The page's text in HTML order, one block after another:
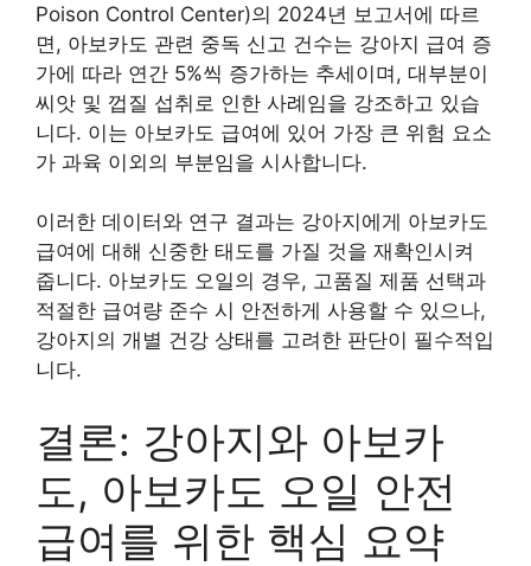
Poison Control Center)의 2024년 보고서에 따르
면, 아보카도 관련 중독 신고 건수는 강아지 급여 증
가에 따라 연간 5%씩 증가하는 추세이며, 대부분이
씨앗 및 껍질 섭취로 인한 사례임을 강조하고 있습
니다. 이는 아보카도 급여에 있어 가장 큰 위험 요소
가 과육 이외의 부분임을 시사합니다.
이러한 데이터와 연구 결과는 강아지에게 아보카도
급여에 대해 신중한 태도를 가질 것을 재확인시켜
줍니다. 아보카도 오일의 경우, 고품질 제품 선택과
적절한 급여량 준수 시 안전하게 사용할 수 있으나,
강아지의 개별 건강 상태를 고려한 판단이 필수적입
니다.
결론: 강아지와 아보카
도, 아보카도 오일 안전
급여를 위한 핵심 요약